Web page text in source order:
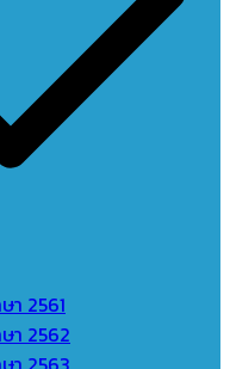
า 2561
า 2562